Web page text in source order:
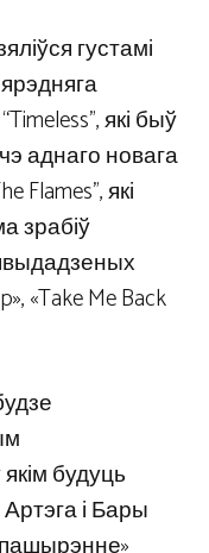
густамі
які быў
аднаго новага
Flames”, які
зрабіў
«Take Me Back
будуць
і Бары